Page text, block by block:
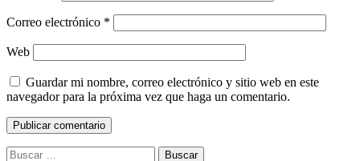
Correo electrónico *
Web
Guardar mi nombre, correo electrónico y sitio web en este
navegador para la próxima vez que haga un comentario.
Buscar: